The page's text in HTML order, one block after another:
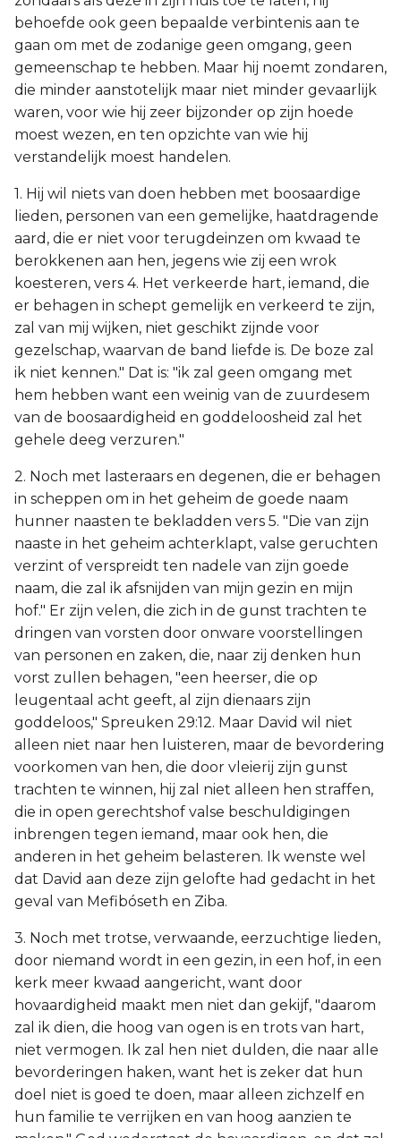
behoefde ook geen bepaalde verbintenis aan te
gaan om met de zodanige geen omgang, geen
gemeenschap te hebben. Maar hij noemt zondaren,
die minder aanstotelijk maar niet minder gevaarlijk
waren, voor wie hij zeer bijzonder op zijn hoede
moest wezen, en ten opzichte van wie hij
verstandelijk moest handelen.
1. Hij wil niets van doen hebben met boosaardige
lieden, personen van een gemelijke, haatdragende
aard, die er niet voor terugdeinzen om kwaad te
berokkenen aan hen, jegens wie zij een wrok
koesteren, vers 4. Het verkeerde hart, iemand, die
er behagen in schept gemelijk en verkeerd te zijn,
zal van mij wijken, niet geschikt zijnde voor
gezelschap, waarvan de band liefde is. De boze zal
ik niet kennen." Dat is: "ik zal geen omgang met
hem hebben want een weinig van de zuurdesem
van de boosaardigheid en goddeloosheid zal het
gehele deeg verzuren."
2. Noch met lasteraars en degenen, die er behagen
in scheppen om in het geheim de goede naam
hunner naasten te bekladden vers 5. "Die van zijn
naaste in het geheim achterklapt, valse geruchten
verzint of verspreidt ten nadele van zijn goede
naam, die zal ik afsnijden van mijn gezin en mijn
hof." Er zijn velen, die zich in de gunst trachten te
dringen van vorsten door onware voorstellingen
van personen en zaken, die, naar zij denken hun
vorst zullen behagen, "een heerser, die op
leugentaal acht geeft, al zijn dienaars zijn
goddeloos," Spreuken 29:12. Maar David wil niet
alleen niet naar hen luisteren, maar de bevordering
voorkomen van hen, die door vleierij zijn gunst
trachten te winnen, hij zal niet alleen hen straffen,
die in open gerechtshof valse beschuldigingen
inbrengen tegen iemand, maar ook hen, die
anderen in het geheim belasteren. Ik wenste wel
dat David aan deze zijn gelofte had gedacht in het
geval van Mefibóseth en Ziba.
3. Noch met trotse, verwaande, eerzuchtige lieden,
door niemand wordt in een gezin, in een hof, in een
kerk meer kwaad aangericht, want door
hovaardigheid maakt men niet dan gekijf, "daarom
zal ik dien, die hoog van ogen is en trots van hart,
niet vermogen. Ik zal hen niet dulden, die naar alle
bevorderingen haken, want het is zeker dat hun
doel niet is goed te doen, maar alleen zichzelf en
hun familie te verrijken en van hoog aanzien te